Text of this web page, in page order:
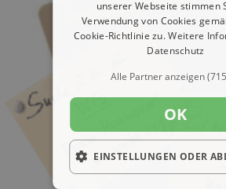
unserer Webseite stimmen
Verwendung von Cookies
Cookie-Richtlinie zu.Weitere
Datenschutz
Alle Partner anzeigen
OK
EINSTELLUNGEN ODER